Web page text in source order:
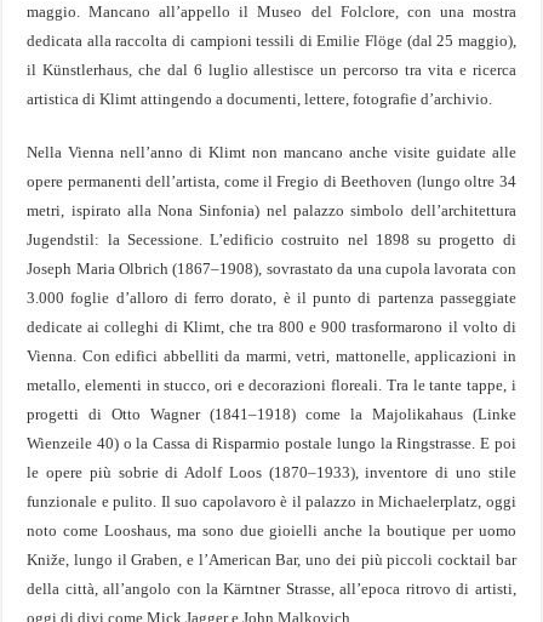
maggio. Mancano all’appello il Museo del Folclore, con una mostra
dedicata alla raccolta di campioni tessili di Emilie Flöge (dal 25 maggio),
il Künstlerhaus, che dal 6 luglio allestisce un percorso tra vita e ricerca
artistica di Klimt attingendo a documenti, lettere, fotografie d’archivio.
Nella Vienna nell’anno di Klimt non mancano anche visite guidate alle
opere permanenti dell’artista, come il Fregio di Beethoven (lungo oltre 34
metri, ispirato alla Nona Sinfonia) nel palazzo simbolo dell’architettura
Jugendstil: la Secessione. L’edificio costruito nel 1898 su progetto di
Joseph Maria Olbrich (1867–1908), sovrastato da una cupola lavorata con
3.000 foglie d’alloro di ferro dorato, è il punto di partenza passeggiate
dedicate ai colleghi di Klimt, che tra 800 e 900 trasformarono il volto di
Vienna. Con edifici abbelliti da marmi, vetri, mattonelle, applicazioni in
metallo, elementi in stucco, ori e decorazioni floreali. Tra le tante tappe, i
progetti di Otto Wagner (1841–1918) come la Majolikahaus (Linke
Wienzeile 40) o la Cassa di Risparmio postale lungo la Ringstrasse. E poi
le opere più sobrie di Adolf Loos (1870–1933), inventore di uno stile
funzionale e pulito. Il suo capolavoro è il palazzo in Michaelerplatz, oggi
noto come Looshaus, ma sono due gioielli anche la boutique per uomo
Kniže, lungo il Graben, e l’American Bar, uno dei più piccoli cocktail bar
della città, all’angolo con la Kärntner Strasse, all’epoca ritrovo di artisti,
oggi di divi come Mick Jagger e John Malkovich.